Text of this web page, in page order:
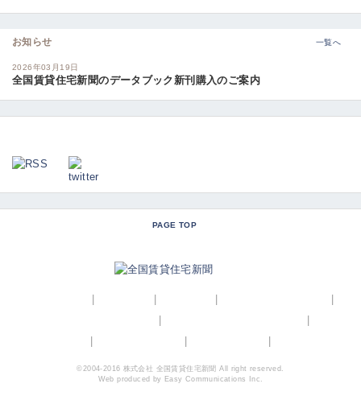
お知らせ 一覧へ
2026年03月19日
全国賃貸住宅新聞のデータブック新刊購入のご案内
PAGE TOP
©2004-2016 株式会社 全国賃貸住宅新聞 All right reserved.
Web produced by Easy Communications Inc.